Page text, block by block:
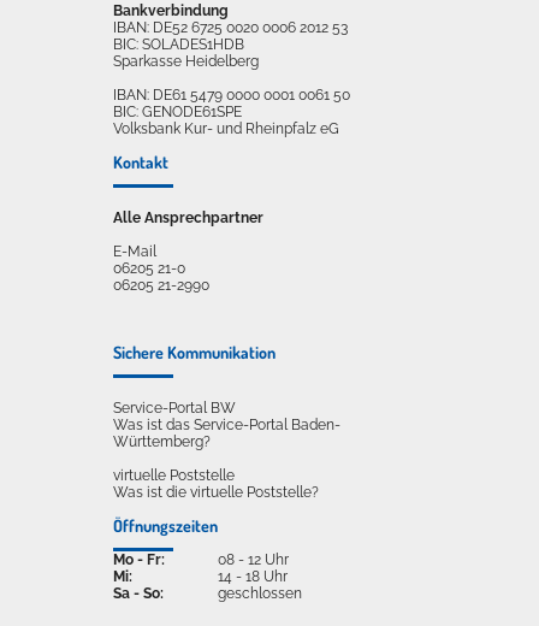
Bankverbindung
IBAN: DE52 6725 0020 0006 2012 53
BIC: SOLADES1HDB
Sparkasse Heidelberg
IBAN: DE61 5479 0000 0001 0061 50
BIC: GENODE61SPE
Volksbank Kur- und Rheinpfalz eG
Kontakt
Alle Ansprechpartner
E-Mail
06205 21-0
06205 21-2990
Sichere Kommunikation
Service-Portal BW
Was ist das Service-Portal Baden-
Württemberg?
virtuelle Poststelle
Was ist die virtuelle Poststelle?
Öffnungszeiten
Mo - Fr:
Mi:
Sa - So:
08 - 12 Uhr
14 - 18 Uhr
geschlossen